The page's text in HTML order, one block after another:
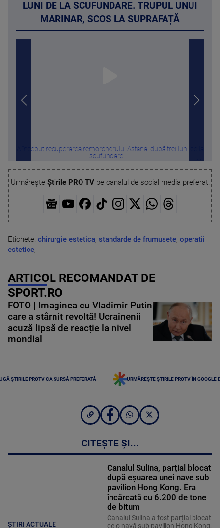
LUNI DE LA SCUFUNDARE. TRUPUL UNUI
MARINAR, SCOS LA SUPRAFAȚĂ
A început recuperarea remorcherului Astana, după trei luni de la
scufundare. ...
Urmărește Știrile PRO TVpe canalul de social media preferat:
Etichete: chirurgie estetica, standarde de frumusete, operatii
estetice,
ARTICOL RECOMANDAT DE
SPORT.RO
FOTO | Imaginea cu Vladimir Putin
care a stârnit revoltă! Ucrainenii
acuză lipsă de reacție la nivel
mondial
ȘTIRILE PROTV CA SURSĂ PREFERATĂ URMĂREȘTE ȘTIRILE PROTV ÎN GOOGLE
CITEȘTE ȘI...
ȘTIRI ACTUALE
Canalul Sulina, parțial blocat
după eșuarea unei nave sub
pavilion Hong Kong. Era
încărcată cu 6.200 de tone
de bitum
Canalul Sulina a fost parțial blocat
de o navă sub pavilion Hong Kong,